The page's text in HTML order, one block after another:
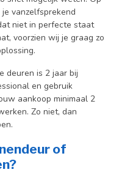
vanzelfsprekend
niet in perfecte staat
voorzien wij je graag zo
deuren is 2 jaar bij
en gebruik
aankoop minimaal 2
Zo niet, dan
of